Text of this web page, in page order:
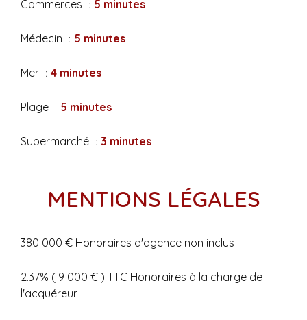
Commerces 5 minutes
Médecin 5 minutes
Mer 4 minutes
Plage 5 minutes
Supermarché 3 minutes
MENTIONS LÉGALES
380 000 € Honoraires d'agence non inclus
2.37% ( 9 000 € ) TTC Honoraires à la charge de
l'acquéreur